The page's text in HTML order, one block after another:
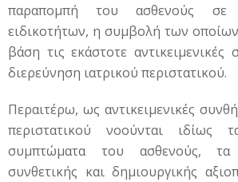
παραπομπή του ασθενούς σε
ειδικοτήτων, η συμβολή των οποίων
βάση τις εκάστοτε
διερεύνηση ιατρικού περιστατικού.
Περαιτέρω, ως αντικειμενικές
περιστατικού νοούνται ιδίως
συμπτώματα του ασθενούς, τα
συνθετικής και δημιουργικής